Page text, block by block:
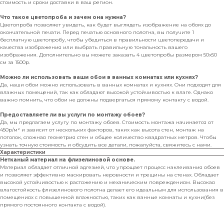
стоимость и сроки доставки в ваш регион.
Что такое цветопроба и зачем она нужна?
Цветопроба позволяет увидеть, как будет выглядеть изображение на обоях до
окончательной печати. Перед печатью основного полотна, вы получите 1
бесплатную цветопробу, чтобы убедиться в правильности цветопередачи и
качества изображения или выбрать правильную тональность вашего
изображения. Дополнительно вы можете заказать 4 цветопробы размером 50х50
см за 1500р.
Можно ли использовать ваши обои в ванных комнатах или кухнях?
Да, наши обои можно использовать в ванных комнатах и кухнях. Они подходят для
влажных помещений, так как обладают высокой устойчивостью к влаге. Однако
важно помнить, что обои не должны подвергаться прямому контакту с водой.
Предоставляете ли вы услуги по монтажу обоев?
Да, мы предлагаем услугу по монтажу обоев. Стоимость монтажа начинается от
450р/м² и зависит от нескольких факторов, таких как высота стен, монтаж на
потолок, сложная геометрия стен и общее количество квадратных метров. Чтобы
узнать точную стоимость и обсудить все детали, пожалуйста, свяжитесь с нами.
Характеристики
Нетканый материал на флизелиновой основе.
Материал обладает отличной адгезией, что упрощает процесс наклеивания обоев
и позволяет эффективно маскировать неровности и трещины на стенах. Обладает
высокой устойчивостью к растяжению и механическим повреждениям. Высокая
влагостойкость флизелинового полотна делает его идеальным для использования в
помещениях с повышенной влажностью, таких как ванные комнаты и кухни(без
прямого постоянного контакта с водой).